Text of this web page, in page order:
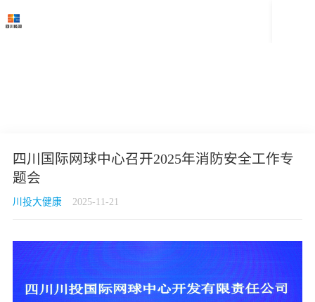
四川国际网球中心召开2025年消防安全工作专
题会
川投大健康 2025-11-21